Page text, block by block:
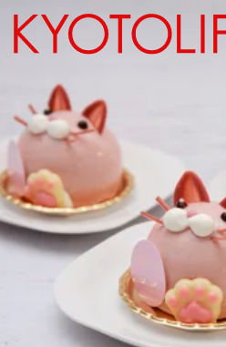
エリアから探す
地図から探す
カテゴリーから探す
SPECIAL
NEW OPEN